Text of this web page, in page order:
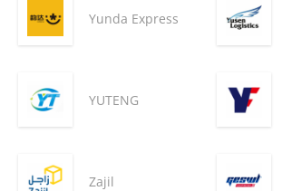
Yunda Express
YUTENG
Zajil